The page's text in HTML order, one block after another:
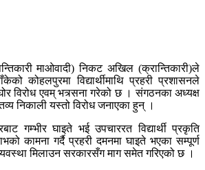
माओवादी) निकट अखिल (क्रान्तिकारी)ले
कोहलपुरमा विद्यार्थीमाथि प्रहरी प्रशासनले
विरोध एवम् भत्र्सना गरेको छ । संगठनका अध्यक्ष
निकाली यस्तो विरोध जनाएका हुन् ।
गम्भीर घाइते भई उपचाररत विद्यार्थी प्रकृति
कामना गर्दै प्रहरी दमनमा घाइते भएका सम्पूर्ण
व्यवस्था मिलाउन सरकारसँग माग समेत गरिएको छ ।